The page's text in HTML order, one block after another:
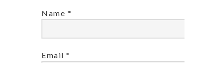
Name *
Email *